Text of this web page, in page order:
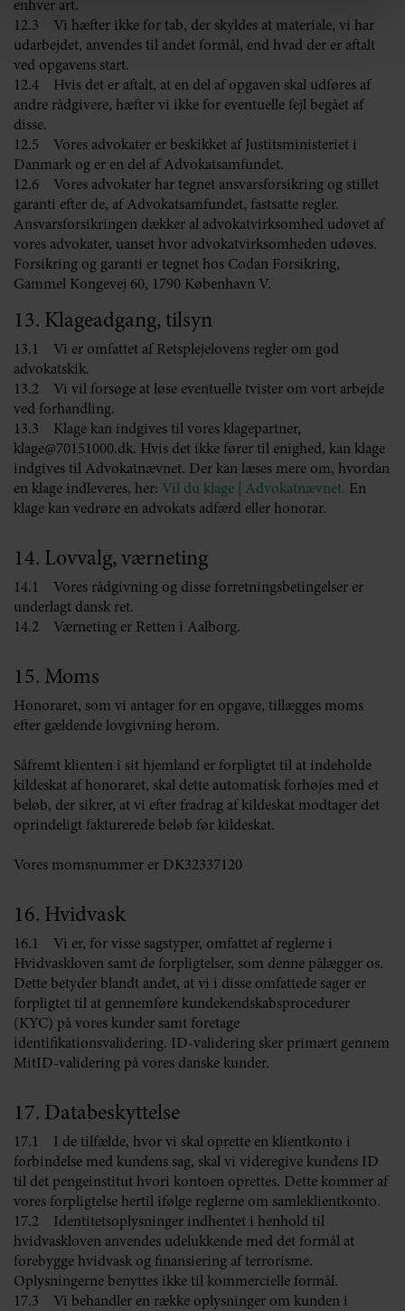
enhver art.
12.3 Vi hæfter ikke for tab, der skyldes at materiale, vi har
udarbejdet, anvendes til andet formål, end hvad der er aftalt
ved opgavens start.
12.4 Hvis det er aftalt, at en del af opgaven skal udføres af
andre rådgivere, hæfter vi ikke for eventuelle fejl begået af
disse.
12.5 Vores advokater er beskikket af Justitsministeriet i
Danmark og er en del af Advokatsamfundet.
12.6 Vores advokater har tegnet ansvarsforsikring og stillet
garanti efter de, af Advokatsamfundet, fastsatte regler.
Ansvarsforsikringen dækker al advokatvirksomhed udøvet af
vores advokater, uanset hvor advokatvirksomheden udøves.
Forsikring og garanti er tegnet hos Codan Forsikring,
Gammel Kongevej 60, 1790 København V.
13. Klageadgang, tilsyn
13.1 Vi er omfattet af Retsplejelovens regler om god
advokatskik.
13.2 Vi vil forsøge at løse eventuelle tvister om vort arbejde
ved forhandling.
13.3 Klage kan indgives til vores klagepartner,
klage@70151000.dk. Hvis det ikke fører til enighed, kan klage
indgives til Advokatnævnet. Der kan læses mere om, hvordan
en klage indleveres, her: Vil du klage | Advokatnævnet. En
klage kan vedrøre en advokats adfærd eller honorar.
14. Lovvalg, værneting
14.1 Vores rådgivning og disse forretningsbetingelser er
underlagt dansk ret.
14.2 Værneting er Retten i Aalborg.
15. Moms
Honoraret, som vi antager for en opgave, tillægges moms
efter gældende lovgivning herom.
Såfremt klienten i sit hjemland er forpligtet til at indeholde
kildeskat af honoraret, skal dette automatisk forhøjes med et
beløb, der sikrer, at vi efter fradrag af kildeskat modtager det
oprindeligt fakturerede beløb før kildeskat.
Vores momsnummer er DK32337120
16. Hvidvask
16.1 Vi er, for visse sagstyper, omfattet af reglerne i
Hvidvaskloven samt de forpligtelser, som denne pålægger os.
Dette betyder blandt andet, at vi i disse omfattede sager er
forpligtet til at gennemføre kundekendskabsprocedurer
(KYC) på vores kunder samt foretage
identifikationsvalidering. ID-validering sker primært gennem
MitID-validering på vores danske kunder.
17. Databeskyttelse
17.1 I de tilfælde, hvor vi skal oprette en klientkonto i
forbindelse med kundens sag, skal vi videregive kundens ID
til det pengeinstitut hvori kontoen oprettes. Dette kommer af
vores forpligtelse hertil ifølge reglerne om samleklientkonto.
17.2 Identitetsoplysninger indhentet i henhold til
hvidvaskloven anvendes udelukkende med det formål at
forebygge hvidvask og finansiering af terrorisme.
Oplysningerne benyttes ikke til kommercielle formål.
17.3 Vi behandler en række oplysninger om kunden i